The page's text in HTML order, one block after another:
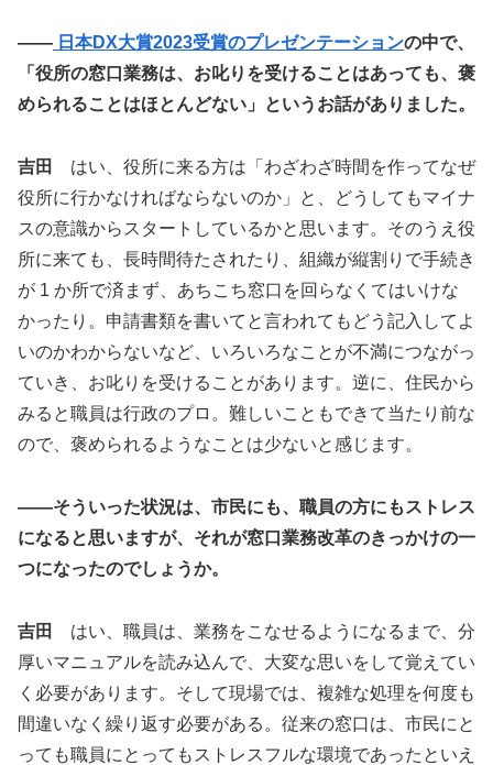
―― 日本DX大賞2023受賞のプレゼンテーションの中で、
「役所の窓口業務は、お叱りを受けることはあっても、褒
められることはほとんどない」というお話がありました。
吉田
はい、役所に来る方は「わざわざ時間を作ってなぜ
役所に行かなければならないのか」と、どうしてもマイナ
スの意識からスタートしているかと思います。そのうえ役
所に来ても、長時間待たされたり、組織が縦割りで手続き
が 1 か所で済まず、あちこち窓口を回らなくてはいけな
かったり。申請書類を書いてと言われてもどう記入してよ
いのかわからないなど、いろいろなことが不満につながっ
ていき、お叱りを受けることがあります。逆に、住民から
みると職員は行政のプロ。難しいこともできて当たり前な
ので、褒められるようなことは少ないと感じます。
――そういった状況は、市民にも、職員の方にもストレス
になると思いますが、それが窓口業務改革のきっかけの一
つになったのでしょうか。
吉田
はい、職員は、業務をこなせるようになるまで、分
厚いマニュアルを読み込んで、大変な思いをして覚えてい
く必要があります。そして現場では、複雑な処理を何度も
間違いなく繰り返す必要がある。従来の窓口は、市民にと
っても職員にとってもストレスフルな環境であったといえ